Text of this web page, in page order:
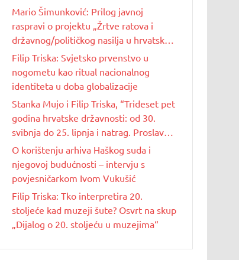
Mario Šimunković: Prilog javnoj
raspravi o projektu „Žrtve ratova i
državnog/političkog nasilja u hrvatskoj
povijesti 20. stoljeća“
Filip Triska: Svjetsko prvenstvo u
nogometu kao ritual nacionalnog
identiteta u doba globalizacije
Stanka Mujo i Filip Triska, “Trideset pet
godina hrvatske državnosti: od 30.
svibnja do 25. lipnja i natrag. Proslave
Dana državnosti u Republici Hrvatskoj
od 1990. do 2025. godine”
O korištenju arhiva Haškog suda i
njegovoj budućnosti – intervju s
povjesničarkom Ivom Vukušić
Filip Triska: Tko interpretira 20.
stoljeće kad muzeji šute? Osvrt na skup
„Dijalog o 20. stoljeću u muzejima“